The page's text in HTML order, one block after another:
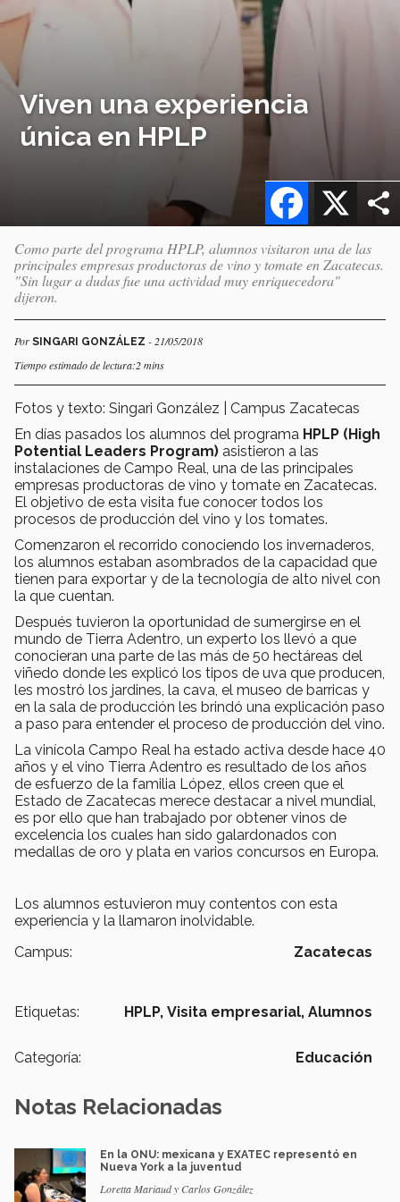
Viven una experiencia
única en HPLP
X
Facebook
Como parte del programa HPLP, alumnos visitaron una de las
principales empresas productoras de vino y tomate en Zacatecas.
"Sin lugar a dudas fue una actividad muy enriquecedora"
dijeron.
Por SINGARI GONZÁLEZ - 21/05/2018
Tiempo estimado de lectura:2 mins
Fotos y texto: Singari González | Campus Zacatecas
En días pasados los alumnos del programa HPLP (High
Potential Leaders Program) asistieron a las
instalaciones de Campo Real, una de las principales
empresas productoras de vino y tomate en Zacatecas.
El objetivo de esta visita fue conocer todos los
procesos de producción del vino y los tomates.
Comenzaron el recorrido conociendo los invernaderos,
los alumnos estaban asombrados de la capacidad que
tienen para exportar y de la tecnología de alto nivel con
la que cuentan.
Después tuvieron la oportunidad de sumergirse en el
mundo de Tierra Adentro, un experto los llevó a que
conocieran una parte de las más de 50 hectáreas del
viñedo donde les explicó los tipos de uva que producen,
les mostró los jardines, la cava, el museo de barricas y
en la sala de producción les brindó una explicación paso
a paso para entender el proceso de producción del vino.
La vinícola Campo Real ha estado activa desde hace 40
años y el vino Tierra Adentro es resultado de los años
de esfuerzo de la familia López, ellos creen que el
Estado de Zacatecas merece destacar a nivel mundial,
es por ello que han trabajado por obtener vinos de
excelencia los cuales han sido galardonados con
medallas de oro y plata en varios concursos en Europa.
Los alumnos estuvieron muy contentos con esta
experiencia y la llamaron inolvidable.
Campus:
Zacatecas
Etiquetas: HPLP, Visita empresarial, Alumnos
Categoría: Educación
Notas Relacionadas
En la ONU: mexicana y EXATEC representó en
Nueva York a la juventud
Loretta Mariaud y Carlos González